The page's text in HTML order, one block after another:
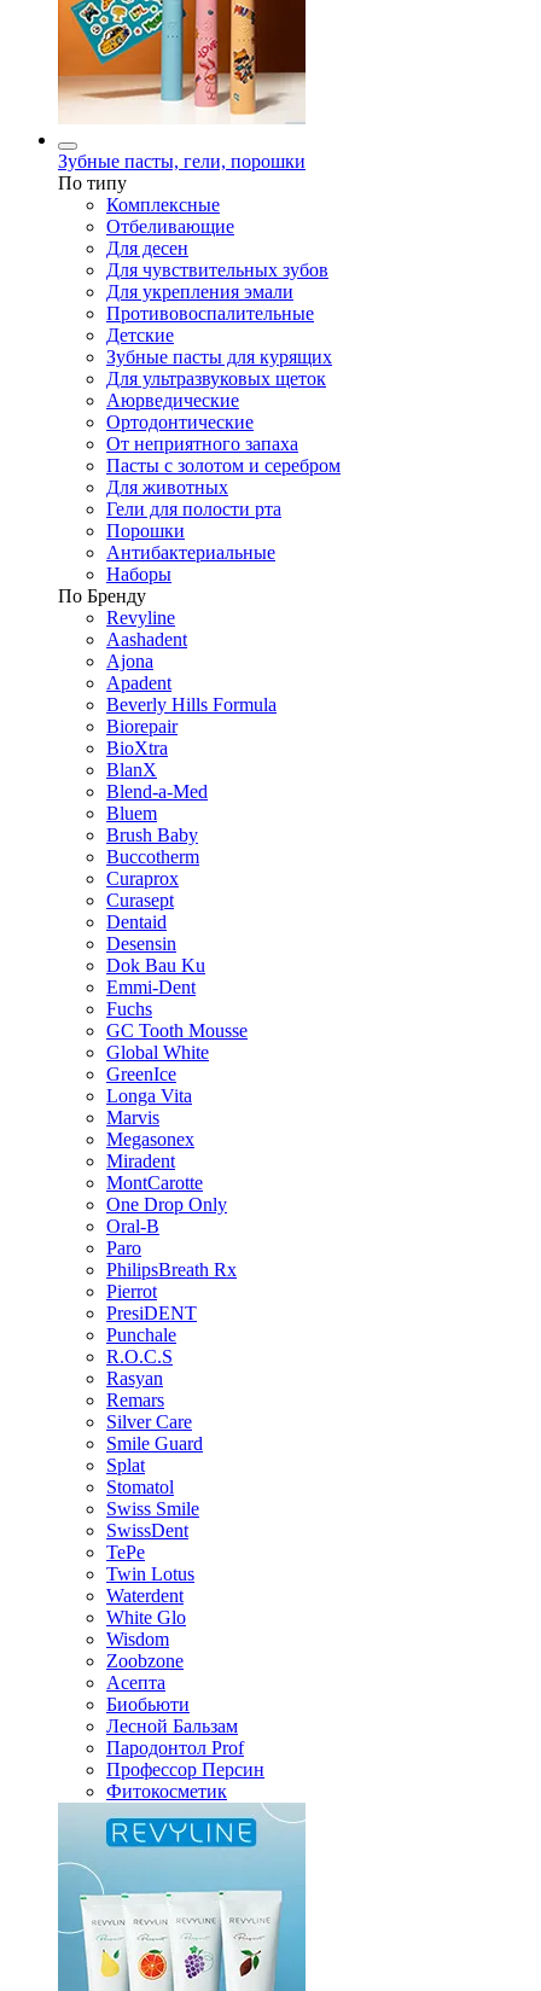
Зубные пасты, гели, порошки
По типу
Комплексные
Отбеливающие
Для десен
Для чувствительных зубов
Для укрепления эмали
Противовоспалительные
Детские
Зубные пасты для курящих
Для ультразвуковых щеток
Аюрведические
Ортодонтические
От неприятного запаха
Пасты с золотом и серебром
Для животных
Гели для полости рта
Порошки
Антибактериальные
Наборы
По Бренду
Revyline
Aashadent
Ajona
Apadent
Beverly Hills Formula
Biorepair
BioXtra
BlanX
Blend-a-Med
Bluem
Brush Baby
Buccotherm
Curaprox
Curasept
Dentaid
Desensin
Dok Bau Ku
Emmi-Dent
Fuchs
GC Tooth Mousse
Global White
GreenIce
Longa Vita
Marvis
Megasonex
Miradent
MontCarotte
One Drop Only
Oral-B
Paro
PhilipsBreath Rx
Pierrot
PresiDENT
Punchale
R.O.C.S
Rasyan
Remars
Silver Care
Smile Guard
Splat
Stomatol
Swiss Smile
SwissDent
TePe
Twin Lotus
Waterdent
White Glo
Wisdom
Zoobzone
Асепта
Биобьюти
Лесной Бальзам
Пародонтол Prof
Профессор Персин
Фитокосметик